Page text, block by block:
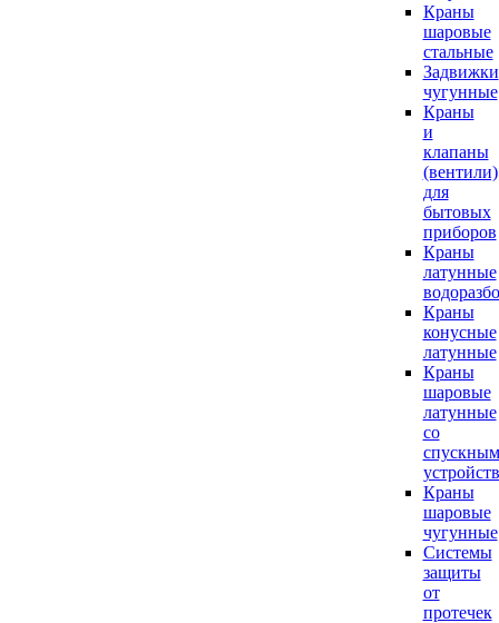
Краны
шаровые
стальные
Задвижки
чугунные
Краны
и
клапаны
(вентили)
для
бытовых
приборов
Краны
латунные
Краны
конусные
латунные
Краны
шаровые
латунные
со
спускным
Краны
шаровые
чугунные
Системы
защиты
от
протечек